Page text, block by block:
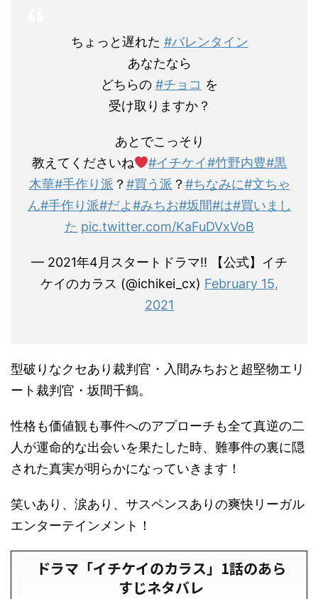
ちょっと遅れた #バレンタイン
あなたなら
どちらの #チョコ を
受け取りますか？
あとでこっそり
教えてくださいね
#イチケイ#竹野内豊#黒
木華#手作り派 ？ #買う派 ？ #ちなみに#文ちゃ
ん#手作り派#だよ#みちお#坂間#は#買いまし
た pic.twitter.com/KaFuDVxVoB
— 2021年4月スタートドラマ!! 【公式】イチ
ケイのカラス (@ichikei_cx) February 15,
2021
型破りなクセあり裁判官・入間みちおと超堅物エリ
ート裁判官・坂間千鶴。
性格も価値観も事件へのアプローチも全て真逆の二
人が運命的な出会いを果たした時、難事件の裏に隠
された真実が明らかになっていきます！
笑いあり、涙あり、サスペンスありの爽快リーガル
エンターテインメント！
ドラマ「イチケイのカラス」1話のあら
すじネタバレ